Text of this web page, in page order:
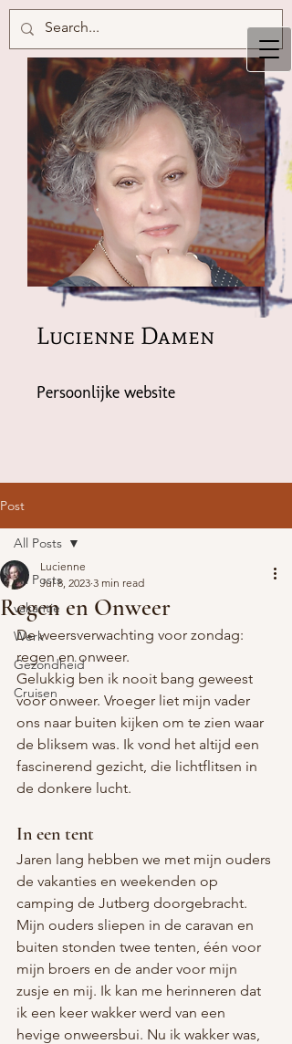
Lucienne Damen
Persoonlijke website
Post
All Posts
vakantie
Werk
Gezondheid
Cruisen
All Posts
Regen en Onweer
Lucienne
Jul 8, 2023 3 min read
De weersverwachting voor zondag:
regen en onweer.
Gelukkig ben ik nooit bang geweest
voor onweer. Vroeger liet mijn vader
ons naar buiten kijken om te zien waar
de bliksem was. Ik vond het altijd een
fascinerend gezicht, die lichtflitsen in
de donkere lucht.
In een tent
Jaren lang hebben we met mijn ouders
de vakanties en weekenden op
camping de Jutberg doorgebracht.
Mijn ouders sliepen in de caravan en
buiten stonden twee tenten, één voor
mijn broers en de ander voor mijn
zusje en mij. Ik kan me herinneren dat
ik een keer wakker werd van een
hevige onweersbui. Nu ik wakker was,